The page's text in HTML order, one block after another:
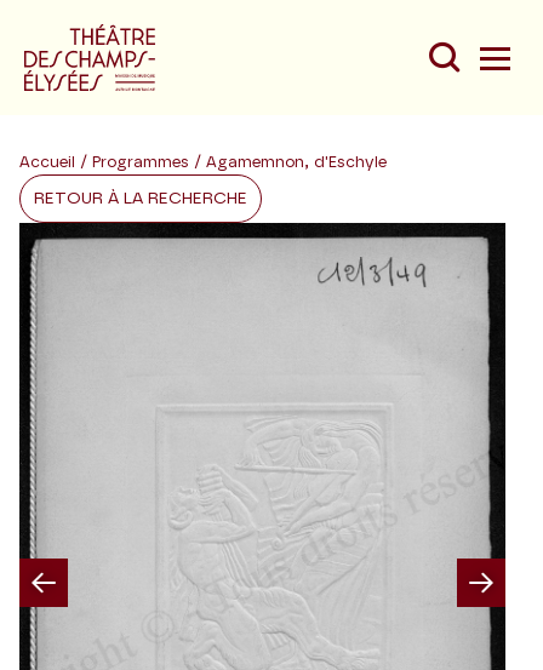
Du
Accueil / Programmes / Agamemnon, d'Eschyle
RETOUR À LA RECHERCHE